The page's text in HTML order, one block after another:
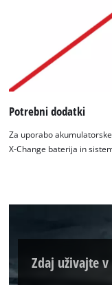
Potrebni dodatki
Za uporabo
X-Change baterija in
Zdaj uživajte